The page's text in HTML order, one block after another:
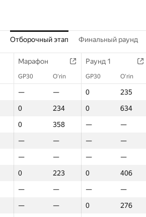
Отборочный этап Финальный раунд
Марафон Раунд 1
GP30 O‘rin GP30 O‘rin
— — 0 235
0 234 0 634
0 358 — —
— — — —
— — — —
0 223 0 406
— — — —
— — 0 276